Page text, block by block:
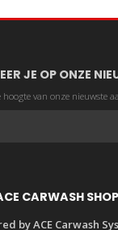
JE OP ONZE
van onze nieuwste
CARWASH SHOP
by ACE Carwash